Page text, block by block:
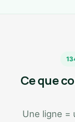
Ce que
Une ligne =